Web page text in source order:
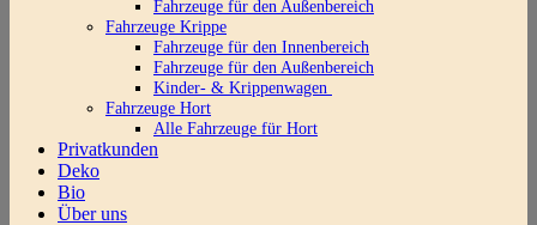
Fahrzeuge für den Außenbereich
Fahrzeuge Krippe
Fahrzeuge für den Innenbereich
Fahrzeuge für den Außenbereich
Kinder- & Krippenwagen
Fahrzeuge Hort
Alle Fahrzeuge für Hort
Privatkunden
Deko
Bio
Über uns